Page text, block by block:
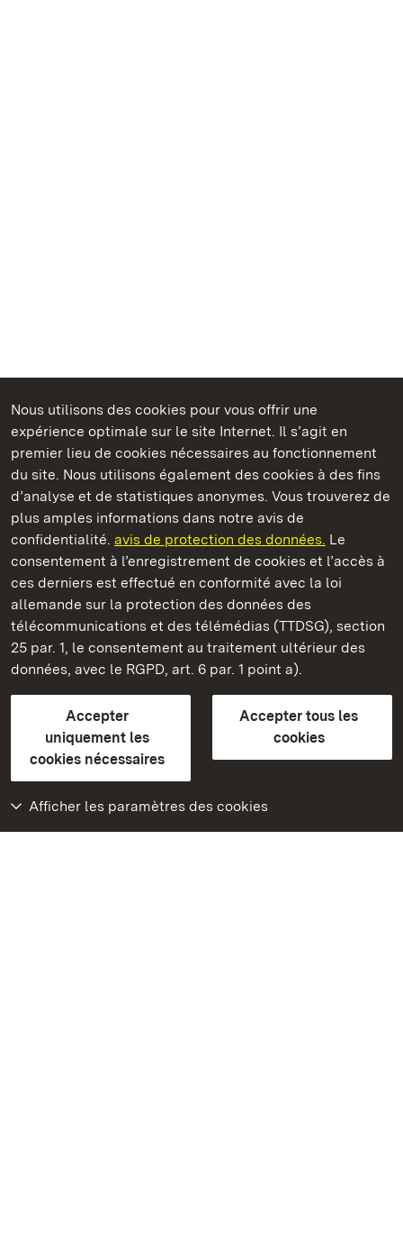
Nous utilisons des cookies pour vous offrir une
expérience optimale sur le site Internet. Il s’agit en
premier lieu de cookies nécessaires au fonctionnement
du site. Nous utilisons également des cookies à des fins
d’analyse et de statistiques anonymes. Vous trouverez de
plus amples informations dans notre avis de
confidentialité. avis de protection des données. Le
consentement à l’enregistrement de cookies et l’accès à
ces derniers est effectué en conformité avec la loi
allemande sur la protection des données des
télécommunications et des télémédias (TTDSG), section
25 par. 1, le consentement au traitement ultérieur des
données, avec le RGPD, art. 6 par. 1 point a).
Accepter
uniquement les
cookies nécessaires
Accepter tous les
cookies
Afficher les paramètres des cookies
Châteaux et jardins publics du Bade-Wurtemberg
Staatliche Schlösser und Gärten Baden‑Württemberg
Châteaux et jardins publics du Bade-Wurtemberg
ContactFAQ et réponsesMentions légales
Protection des données
Explications sur l’accessibilité
BITV-konform (geprüfte Seiten)
plus loin
Accueil
Monuments
Rendez-nous visite